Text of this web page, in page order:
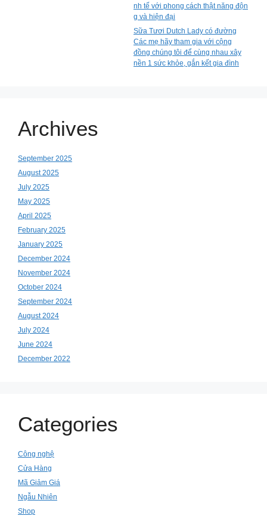
nh tế với phong cách thật năng độn
g và hiện đại
Sữa Tươi Dutch Lady có đường
Các mẹ hãy tham gia với cộng
đồng chúng tôi để cùng nhau xây
nền 1 sức khỏe, gắn kết gia đình
Archives
September 2025
August 2025
July 2025
May 2025
April 2025
February 2025
January 2025
December 2024
November 2024
October 2024
September 2024
August 2024
July 2024
June 2024
December 2022
Categories
Công nghệ
Cửa Hàng
Mã Giảm Giá
Ngẫu Nhiên
Shop